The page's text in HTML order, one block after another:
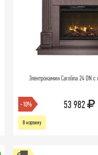
Электрокамин Carolina 24 DN
-10% 53 982
В корзину